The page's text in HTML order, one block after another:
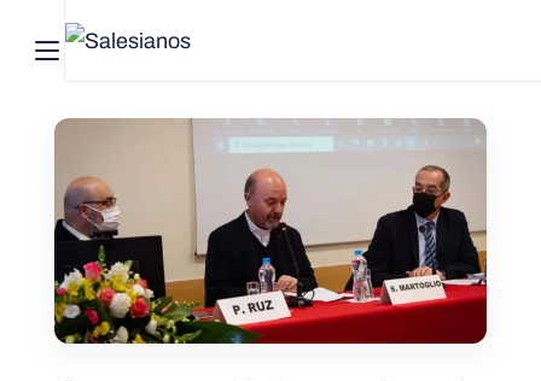
Abrir menu principal
Pesquisar no site
Início
Quem
somos
O